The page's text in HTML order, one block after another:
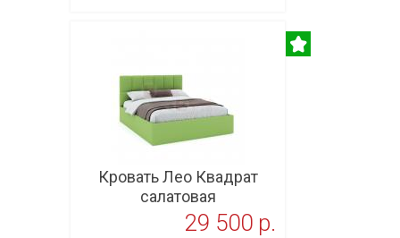
Кровать Лео Квадрат
салатовая
29 500 p.